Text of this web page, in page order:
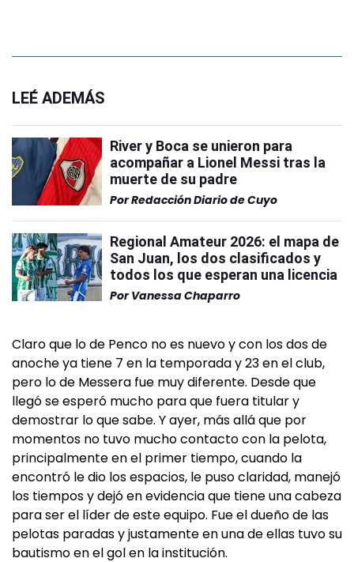
LEÉ ADEMÁS
River y Boca se unieron para
acompañar a Lionel Messi tras la
muerte de su padre
PorRedacción Diario de Cuyo
Regional Amateur 2026: el mapa de
San Juan, los dos clasificados y
todos los que esperan una licencia
Por Vanessa Chaparro
Claro que lo de Penco no es nuevo y con los dos de
anoche ya tiene 7 en la temporada y 23 en el club,
pero lo de Messera fue muy diferente. Desde que
llegó se esperó mucho para que fuera titular y
demostrar lo que sabe. Y ayer, más allá que por
momentos no tuvo mucho contacto con la pelota,
principalmente en el primer tiempo, cuando la
encontró le dio los espacios, le puso claridad, manejó
los tiempos y dejó en evidencia que tiene una cabeza
para ser el líder de este equipo. Fue el dueño de las
pelotas paradas y justamente en una de ellas tuvo su
bautismo en el gol en la institución.